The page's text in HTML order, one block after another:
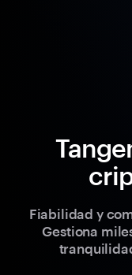
Fiabilidad y
Gestiona